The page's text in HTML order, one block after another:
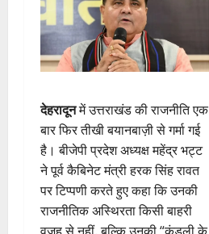
देहरादूनमें उत्तराखंड की राजनीति एक
बार फिर तीखी बयानबाज़ी से गर्मा गई
है। बीजेपी प्रदेश अध्यक्ष महेंद्र भट्ट
ने पूर्व कैबिनेट मंत्री हरक सिंह रावत
पर टिप्पणी करते हुए कहा कि उनकी
राजनीतिक अस्थिरता किसी बाहरी